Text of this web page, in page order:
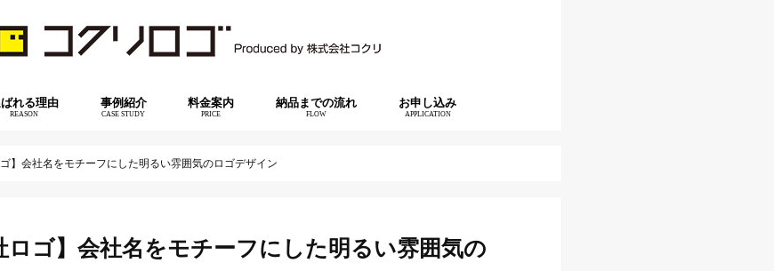
れる理由
REASON
事例紹介
CASE STUDY
料金案内
PRICE
納品までの流れ
FLOW
お申し込み
APPLICATION
ゴ】会社名をモチーフにした明るい雰囲気のロゴデザイン
ロゴ】会社名をモチーフにした明るい雰囲気の